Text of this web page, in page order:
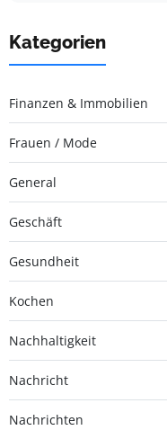
Kategorien
Finanzen & Immobilien
Frauen / Mode
General
Geschäft
Gesundheit
Kochen
Nachhaltigkeit
Nachricht
Nachrichten